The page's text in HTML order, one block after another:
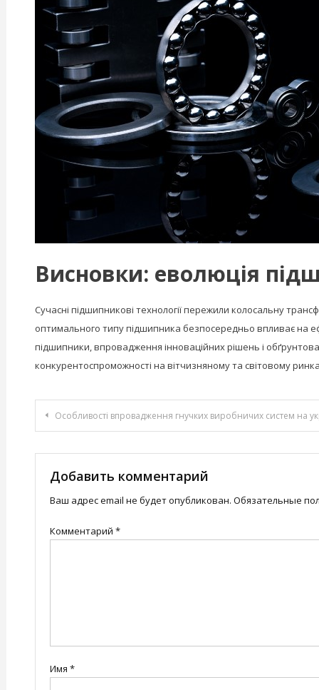
Висновки: еволюція
Сучасні підшипникові технології пережили колосальну
оптимального типу підшипника безпосередньо впливає на
підшипники, впровадження інноваційних рішень і
конкурентоспроможності на вітчизняному та світовому
Навигация
по
записям
Особливості впровадження гнучких виробничих систем на
Добавить комментарий
Ваш адрес email не будет опубликован. Обязательные
Комментарий *
Имя *